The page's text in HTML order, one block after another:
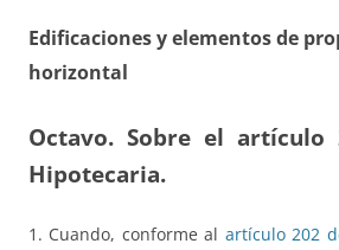
Edificaciones y elementos de
horizontal
Octavo. Sobre el
Hipotecaria.
1. Cuando, conforme al artículo 202